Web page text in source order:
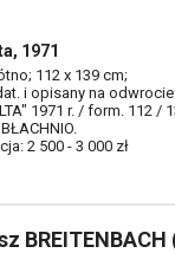
1971
112 x 139 cm;
i opisany na
1971 r. / form. 112 /
2 500 - 3 000 zł
BREITENBACH